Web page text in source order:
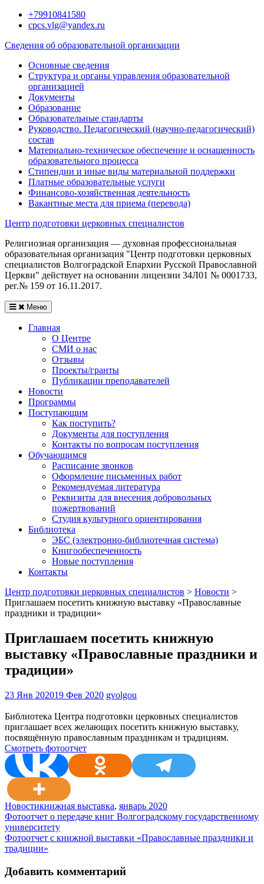
Перейти+79910841580
cpcs.vlg@yandex.ru
Сведения об образовательной организации
Основные сведения
Структура и органы управления образовательной
организацией
Документы
Образование
Образовательные стандарты
Руководство. Педагогический (научно-педагогический)
состав
Материально-техническое обеспечение и оснащенность
образовательного процесса
Стипендии и иные виды материальной поддержки
Платные образовательные услуги
Финансово-хозяйственная деятельность
Вакантные места для приема (перевода)
Центр подготовки церковных специалистов
Религиозная организация — духовная профессиональная
образовательная организация "Центр подготовки церковных
специалистов Волгоградской Eпархии Русской Православной
Церкви" действует на основании лицензии 34Л01 № 0001733,
рег.№ 159 от 16.11.2017.
Меню
Главная
О Центре
СМИ о нас
Отзывы
Проекты/гранты
Публикации преподавателей
Новости
Программы
Поступающим
Как поступить?
Документы для поступления
Контакты по вопросам поступления
Обучающимся
Расписание звонков
Оформление письменных работ
Рекомендуемая литература
Реквизиты для внесения добровольных
пожертвований
Студия культурного ориентирования
Библиотека
ЭБС (электронно-библиотечная система)
Книгообеспеченность
Новые поступления
Контакты
Центр подготовки церковных специалистов > Новости >
Приглашаем посетить книжную выставку «Православные
праздники и традиции»
Приглашаем посетить книжную
выставку «Православные праздники и
традиции»
23 Янв 202019 Фев 2020 gvolgou
Библиотека Центра подготовки церковных специалистов
приглашает всех желающих посетить книжную выставку,
посвящённую православным праздникам и традициям.
Смотреть фотоотчет
Новостикнижная выставка, январь 2020
Навигация
по
записям
Фотоотчет о передаче книг Волгоградскому государственному
университету
Фотоотчет с книжной выставки «Православные праздники и
традиции»
Добавить комментарий